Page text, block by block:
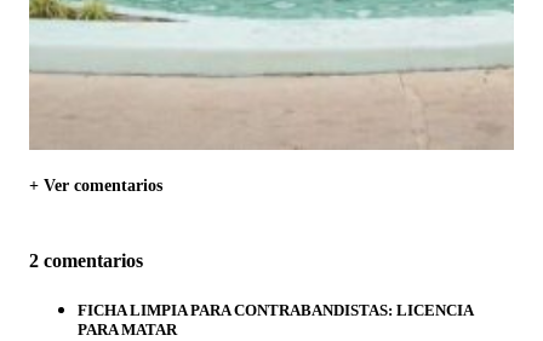
+ Ver comentarios
2 comentarios
FICHA LIMPIA PARA CONTRABANDISTAS: LICENCIA
PARA MATAR